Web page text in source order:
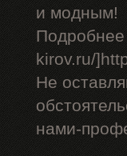
и модным!
kirov.ru/
Не
нами-